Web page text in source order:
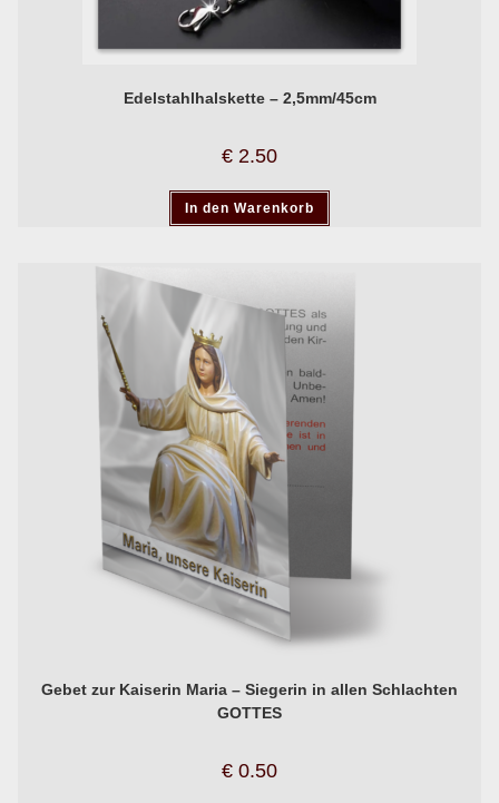
Edelstahlhalskette – 2,5mm/45cm
€ 2.50
In den Warenkorb
Gebet zur Kaiserin Maria – Siegerin in allen Schlachten
GOTTES
€ 0.50